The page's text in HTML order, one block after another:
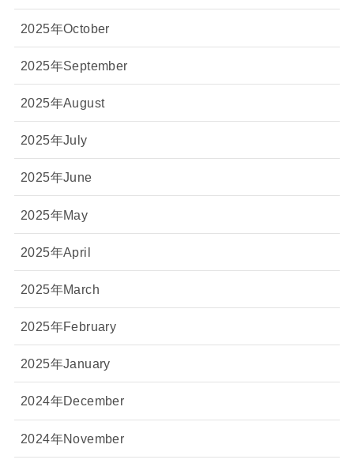
2025年October
2025年September
2025年August
2025年July
2025年June
2025年May
2025年April
2025年March
2025年February
2025年January
2024年December
2024年November